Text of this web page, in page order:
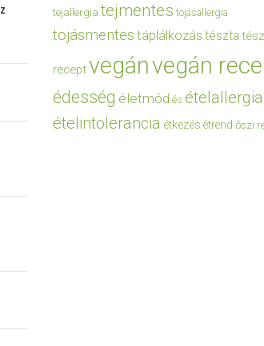
tejallergia tejmentes tojásallergia
tojásmentes táplálkozás tészta
receptvegánvegán
édesség életmód és ételallergia
ételintolerancia étkezés étrend őszi